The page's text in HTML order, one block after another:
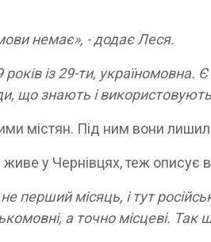
мови немає», - додає Леся.
із 29-ти, україномовна. Є
що знають і використовують
містян. Під ним вони
живе у Чернівцях, теж описує
перший місяць, і тут
а точно місцеві.